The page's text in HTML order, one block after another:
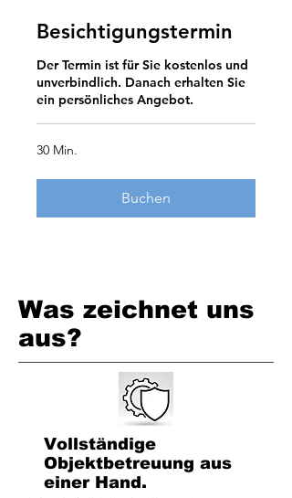
Besichtigungstermin
Der Termin ist für Sie kostenlos und
unverbindlich. Danach erhalten Sie
ein persönliches Angebot.
30 Min.
Buchen
Was zeichnet uns
aus?
Vollständige
Objektbetreuung aus
einer Hand.